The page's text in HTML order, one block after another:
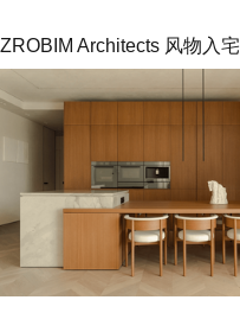
ZROBIM Architects 风物入